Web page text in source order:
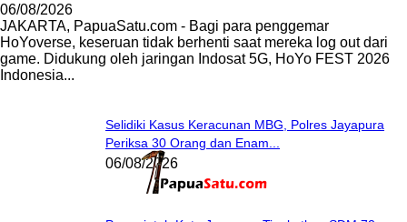
06/08/2026
JAKARTA, PapuaSatu.com - Bagi para penggemar
HoYoverse, keseruan tidak berhenti saat mereka log out dari
game. Didukung oleh jaringan Indosat 5G, HoYo FEST 2026
Indonesia...
Selidiki Kasus Keracunan MBG, Polres Jayapura
Periksa 30 Orang dan Enam...
06/08/2026